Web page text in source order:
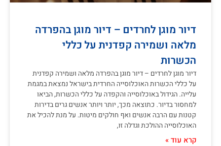
דיור מוגן לחרדים – דיור מוגן בהפרדה
מלאה ושמירה קפדנית על כללי
הכשרות
דיור מוגן לחרדים – דיור מוגן בהפרדה מלאה ושמירה קפדנית
על כללי הכשרות האוכלוסייה החרדית בישראל נמצאת במגמת
עלייה. הגידול באוכלוסייה והקפדה על כללי הכשרות, הביאו
למחסור בדיור. כתוצאה מכך, יותר ויותר אנשים גרים בדירות
קטנות עם הרבה אנשים ואף חולקים מיטות. על מנת להכיל את
האוכלוסייה ההולכת וגדלה זו,
קרא עוד »